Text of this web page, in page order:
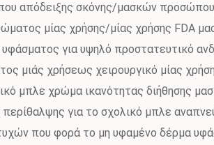
απόδειξης σκόνης/μασκών
μίας χρήσης/μίας χρήσης FDA
για υψηλό προστατευτικό
μιάς χρήσεως χειρουργικό μίας
μπλε χρώμα ικανότητας διήθησης
για το σχολικό μπλε
που φορά το μη υφαμένο δέρμα